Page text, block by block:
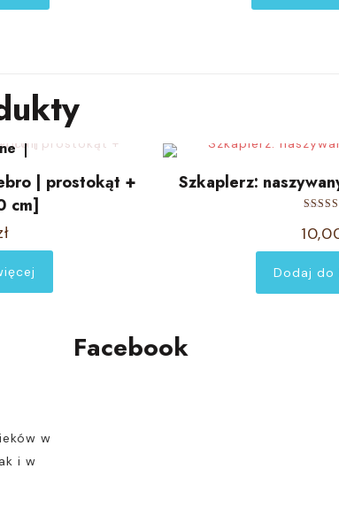
| prostokąt +
cm]
Szkaplerz:
na
Dodaj do
w
i w
Facebook